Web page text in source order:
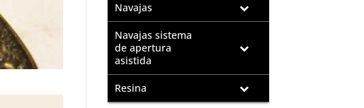
Navajas
Navajas sistema
de apertura
asistida
Resina